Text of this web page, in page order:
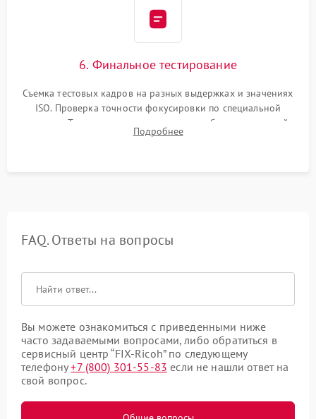
6. Финальное тестирование
Съемка тестовых кадров на разных выдержках и значениях
ISO. Проверка точности фокусировки по специальной
мишени. Тест записи на карту памяти, работы встроенной
вспышки, микрофона и всех кнопок управления.
Подробнее
FAQ. Ответы на вопросы
Вы можете ознакомиться с приведенными ниже
часто задаваемыми вопросами, либо обратиться в
сервисный центр “FIX-Ricoh” по следующему
телефону+7 (800) 301-55-83 если не нашли ответ на
свой вопрос.